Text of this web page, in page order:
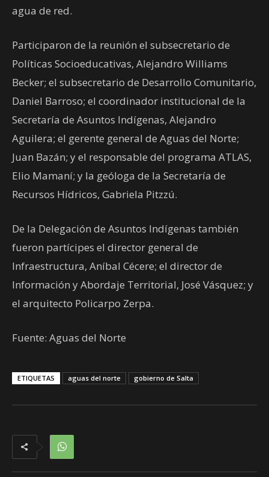
agua de red.
Participaron de la reunión el subsecretario de
Políticas Socioeducativas, Alejandro Williams
Becker; el subsecretario de Desarrollo Comunitario,
Daniel Barroso; el coordinador institucional de la
Secretaría de Asuntos Indígenas, Alejandro
Aguilera; el gerente general de Aguas del Norte;
Juan Bazán; y el responsable del programa ATLAS,
Elio Mamaní; y la geóloga de la Secretaría de
Recursos Hídricos, Gabriela Pitzzú.
De la Delegación de Asuntos Indígenas también
fueron partícipes el director general de
Infraestructura, Aníbal Cécere; el director de
Información y Abordaje Territorial, José Vásquez; y
el arquitecto Policarpo Zerpa.
Fuente: Aguas del Norte
ETIQUETAS aguas del norte gobierno de Salta